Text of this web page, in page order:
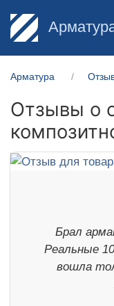
Арматура
Отзывы о
Брал
Реальные
вошла